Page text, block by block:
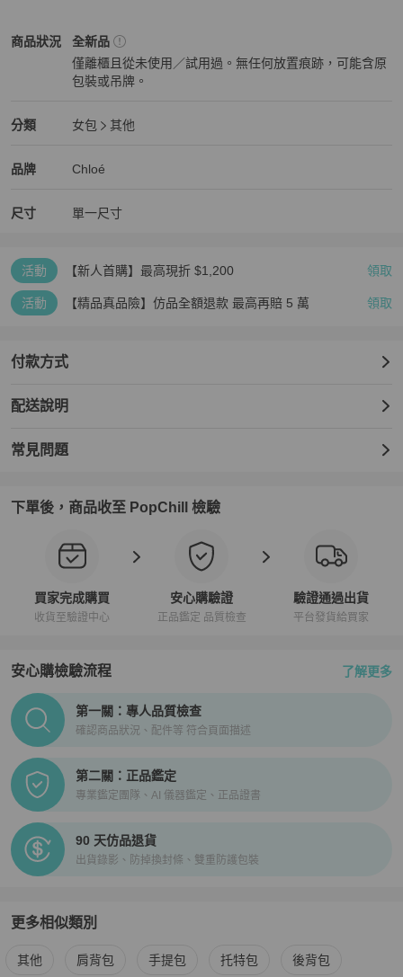
是一款採用手編拉菲草製成的小巧配飾，
盡顯無憂無慮的夏日態度。
和舒適的提手營造出奢華的對比效果，
光滑皮革飾有徽標刺繡，形成紋理對比。
光滑小牛皮和 Chloé 標誌刺繡
這款籃子包由工匠大師用天然纖維精心縫製而成。
都是這種天然纖維固有的，
建議避免直射光、熱和雨。
如果物品變濕，請立即用軟布擦乾。
由於其表面略帶磨蝕性，
避免用研磨材料劇烈摩擦。
用薄紙填充袋子以幫助保持其形狀並存放在提供的防塵袋中。
尺寸: 29X16X6.3公分
手柄長度：7 公分
商品配件
原廠防塵袋｜原廠說明卡
100%專櫃真品 義大利製造
商品狀況
Chloé女包 商品狀態與細節
全新品
僅離櫃且從未使用／試用過。無任何放置痕跡，可能含原
包裝或吊牌。
分類
Chloé 分類資訊
女包
其他
品牌
Chloé 女包品牌介紹
Chloé
Chloé 推薦清單
尺寸 單一尺寸
活動 【新人首購】最高現折 $1,200 領取
活動 【精品真品險】仿品全額退款 最高再賠 5 萬 領取
付款方式
配送說明
常見問題
下單後，商品收至 PopChill 檢驗
買家完成購買
收貨至驗證中心
安心購驗證
正品鑑定 品質檢查
驗證通過出貨
平台發貨給買家
安心購檢驗流程 了解更多
PopChill拍拍圈正品驗證、安心購檢驗流程介紹
第一關：專人品質檢查
確認商品狀況、配件等 符合頁面描述
第二關：正品鑑定
專業鑑定團隊、AI 儀器鑑定、正品證書
90 天仿品退貨
出貨錄影、防掉換封條、雙重防護包裝
更多相似類別
更多Chloé 女包相似商品推薦
其他 肩背包 手提包 托特包 後背包